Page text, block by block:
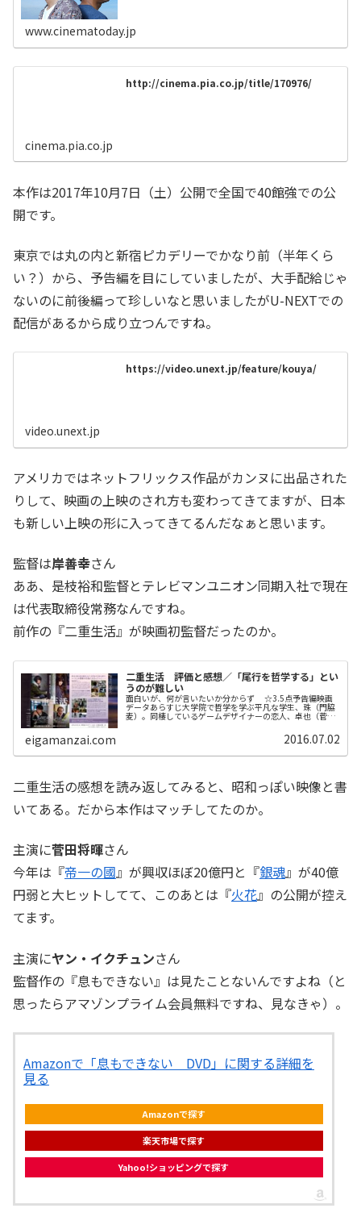
www.cinematoday.jp
http://cinema.pia.co.jp/title/170976/
cinema.pia.co.jp
本作は2017年10月7日（土）公開で全国で40館強での公
開です。
東京では丸の内と新宿ピカデリーでかなり前（半年くら
い？）から、予告編を目にしていましたが、大手配給じゃ
ないのに前後編って珍しいなと思いましたがU-NEXTでの
配信があるから成り立つんですね。
https://video.unext.jp/feature/kouya/
video.unext.jp
アメリカではネットフリックス作品がカンヌに出品された
りして、映画の上映のされ方も変わってきてますが、日本
も新しい上映の形に入ってきてるんだなぁと思います。
監督は岸善幸さん
ああ、是枝裕和監督とテレビマンユニオン同期入社で現在
は代表取締役常務なんですね。
前作の『二重生活』が映画初監督だったのか。
二重生活 評価と感想／「尾行を哲学する」とい
うのが難しい
面白いが、何が言いたいか分からず ☆3.5点予告編映画
データあらすじ大学院で哲学を学ぶ平凡な学生、珠（門脇
麦）。同棲しているゲームデザイナーの恋人、卓也（菅田
eigamanzai.com 2016.07.02
二重生活の感想を読み返してみると、昭和っぽい映像と書
いてある。だから本作はマッチしてたのか。
主演に菅田将暉さん
今年は『帝一の國』が興収ほぼ20億円と『銀魂』が40億
円弱と大ヒットしてて、このあとは『火花』の公開が控え
てます。
主演にヤン・イクチュンさん
監督作の『息もできない』は見たことないんですよね（と
思ったらアマゾンプライム会員無料ですね、見なきゃ）。
Amazonで「息もできない DVD」に関する詳細を
見る
Amazonで探す
楽天市場で探す
Yahoo!ショッピングで探す